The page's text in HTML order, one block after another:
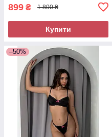
899 ₴ 1 800 ₴
Купити
–50%